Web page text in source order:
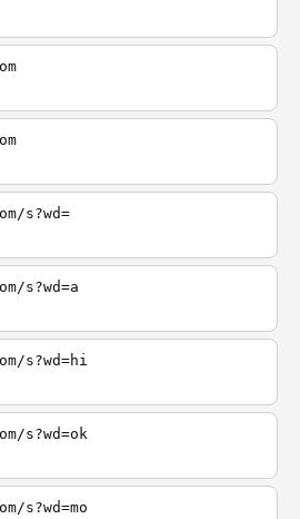
s?wd=
s?wd=a
s?wd=hi
s?wd=ok
s?wd=mo